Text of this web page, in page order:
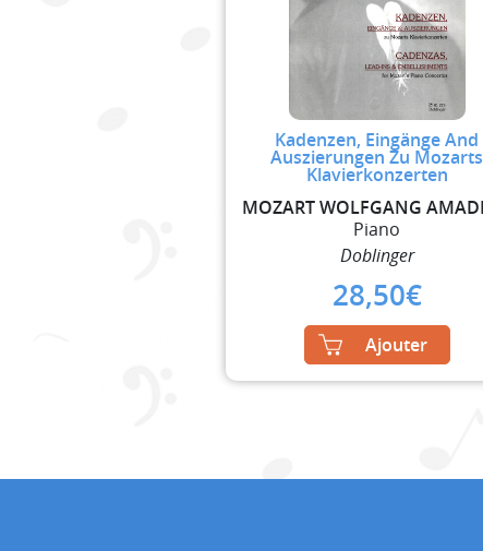
Kadenzen, Eingänge And
Auszierungen Zu Mozarts
Klavierkonzerten
Piano
Doblinger
28,50€
Ajouter